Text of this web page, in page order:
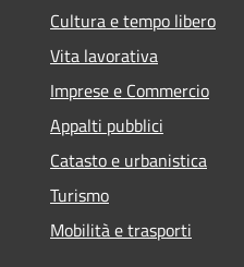
Cultura e tempo libero
Vita lavorativa
Imprese e Commercio
Appalti pubblici
Catasto e urbanistica
Turismo
Mobilità e trasporti